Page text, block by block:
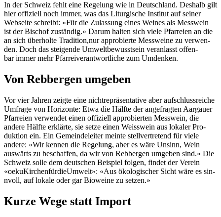
In der Schweiz fehlt eine Regelung wie in Deutsch­land. Deshalb gilt
hier offiziell noch immer, was das Litur­gis­che Insti­tut auf sein­er
Web­seite schreibt: «Für die Zulas­sung eines Weines als Mess­wein
ist der Bischof zuständig.» Darum hal­ten sich viele Pfar­reien an die
an sich über­holte Tradition,nur appro­bierte Mess­weine zu ver­wen­
den. Doch das steigende Umwelt­be­wusst­sein ver­an­lasst offen­
bar immer mehr Pfar­reiver­ant­wortliche zum Umdenken.
Von Rebbergen umgeben
Vor vier Jahren zeigte eine nichtrepräsen­ta­tive aber auf­schlussre­iche
Umfrage von Hor­i­zonte: Etwa die Hälfte der ange­fragten Aar­gauer
Pfar­reien ver­wen­det einen offiziell appro­bierten Mess­wein, die
andere Hälfte erk­lärte, sie set­ze einen Weis­s­wein aus lokaler Pro­
duk­tion ein. Ein Gemein­deleit­er meinte stel­lvertre­tend für viele
andere: «Wir ken­nen die Regelung, aber es wäre Unsinn, Wein
auswärts zu beschaf­fen, da wir von Reb­ber­gen umgeben sind.» Die
Schweiz solle dem deutschen Beispiel fol­gen, find­et der Vere­in
«oekuKirchen­fürdieUmwelt»: «Aus ökol­o­gis­ch­er Sicht wäre es sin­
nvoll, auf lokale oder gar Bioweine zu set­zen.»
Kurze Wege statt Import